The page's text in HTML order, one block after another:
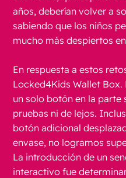
años, deberían volver a
sabiendo que los niños
mucho más despiertos
En respuesta a estos
Locked4Kids Wallet
un solo botón en la parte
pruebas ni de lejos.
botón adicional
envase, no logramos
La introducción de un
interactivo fue